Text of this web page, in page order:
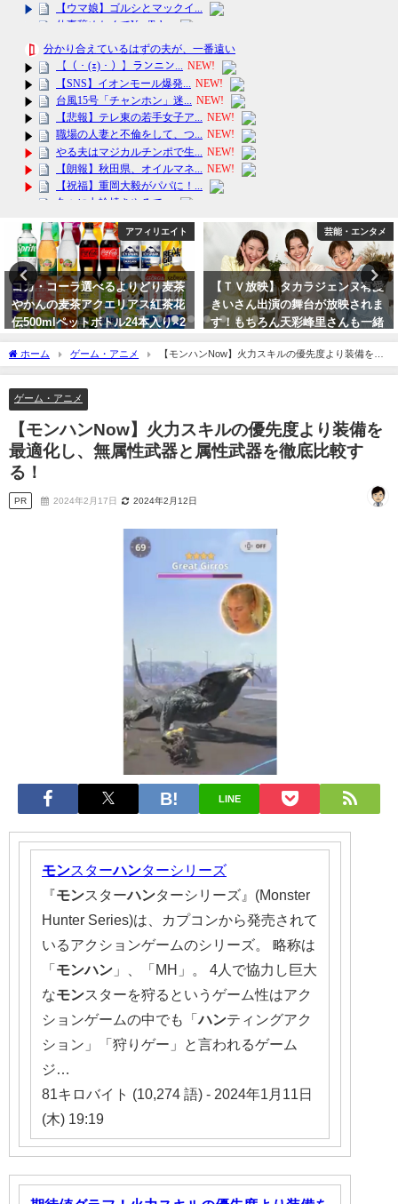
アフィリエイト
コカ・コーラ選べるよりどり麦茶
やかんの麦茶アクエリアス紅茶花
伝500mlペットボトル24本入り×2
ケース【送料無料】商品紹介
芸能・エンタメ
【ＴＶ放映】タカラジェンヌ有愛
きいさん出演の舞台が放映されま
す！もちろん天彩峰里さんも一緒
です。
ホーム ゲーム・アニメ
【モンハンNow】火力スキルの優先度より装備を最
適化し、無属性武器と属性武器を徹底比較する！
ゲーム・アニメ
【モンハンNow】火力スキルの優先度より装備を
最適化し、無属性武器と属性武器を徹底比較す
る！
PR 2024年2月17日 2024年2月12日
LINE
モンスターハンターシリーズ
『モンスターハンターシリーズ』(Monster
Hunter Series)は、カプコンから発売されて
いるアクションゲームのシリーズ。 略称は
「 モンハン 」、「MH」。 4人で協力し巨大
なモンスターを狩るというゲーム性はアク
ションゲームの中でも「 ハンティングアク
ション」「狩りゲー」と言われるゲーム
ジ…
81キロバイト (10,274 語) - 2024年1月11日
(木) 19:19